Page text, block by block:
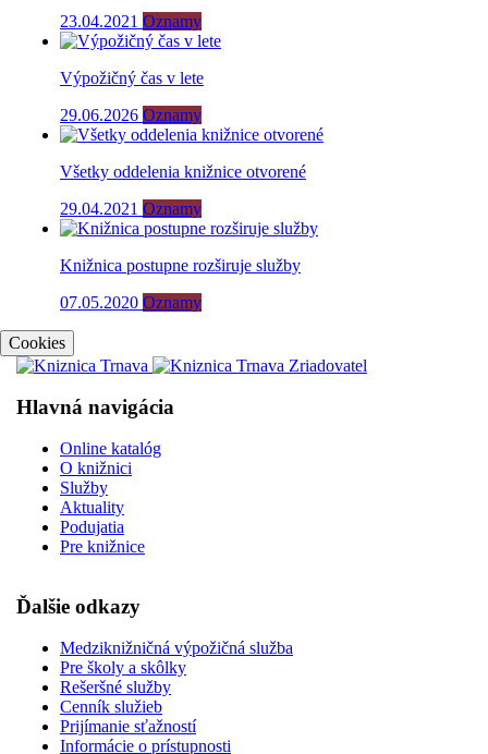
23.04.2021 Oznamy
Výpožičný čas v lete
29.06.2026 Oznamy
Všetky oddelenia knižnice otvorené
29.04.2021 Oznamy
Knižnica postupne rozširuje služby
07.05.2020 Oznamy
Cookies
Hlavná navigácia
Online katalóg
O knižnici
Služby
Aktuality
Podujatia
Pre knižnice
Ďalšie odkazy
Medziknižničná výpožičná služba
Pre školy a skôlky
Rešeršné služby
Cenník služieb
Prijímanie sťažností
Informácie o prístupnosti